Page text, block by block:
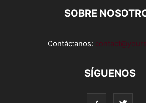
SOBRE
Contáctanos:
SÍGUENOS